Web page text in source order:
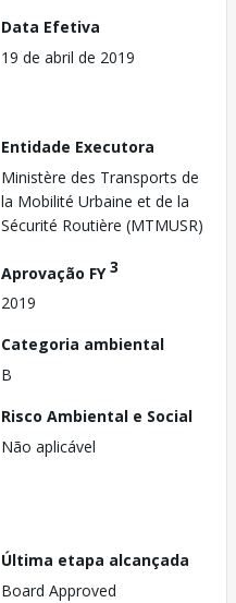
Data Efetiva
19 de abril de 2019
Entidade Executora
Ministère des Transports de
la Mobilité Urbaine et de la
Sécurité Routière (MTMUSR)
Aprovação FY3
2019
Categoria ambiental
B
Risco Ambiental e Social
Não aplicável
Última etapa alcançada
Board Approved